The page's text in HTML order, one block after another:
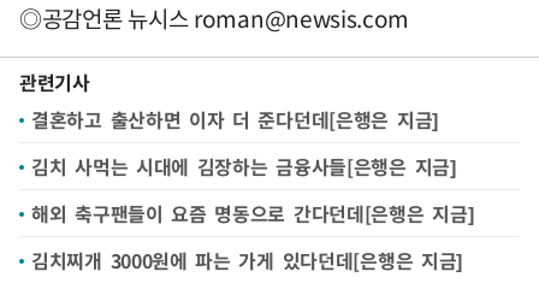
◎공감언론 뉴시스roman@newsis.com
관련기사
결혼하고 출산하면 이자 더 준다던데[은행은 지금]
김치 사먹는 시대에 김장하는 금융사들[은행은 지금]
해외 축구팬들이 요즘 명동으로 간다던데[은행은 지금]
김치찌개 3000원에 파는 가게 있다던데[은행은 지금]